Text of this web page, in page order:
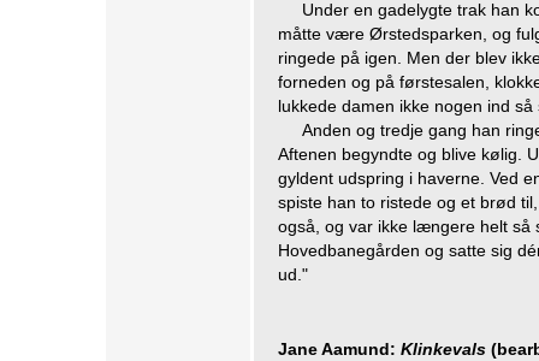
Under en gadelygte trak han
måtte være Ørstedsparken, og
ringede på igen. Men der blev
forneden og på førstesalen,
lukkede damen ikke nogen ind så
Anden og tredje gang han
Aftenen begyndte og blive kølig.
gyldent udspring i haverne. Ved
spiste han to ristede og et brød
også, og var ikke længere helt så
Hovedbanegården og satte sig
ud."
Jane Aamund: Klinkevals